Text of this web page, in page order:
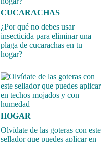
CUCARACHAS
¿Por qué no debes usar
insecticida para eliminar una
plaga de cucarachas en tu
hogar?
HOGAR
Olvídate de las goteras con este
sellador que puedes aplicar en